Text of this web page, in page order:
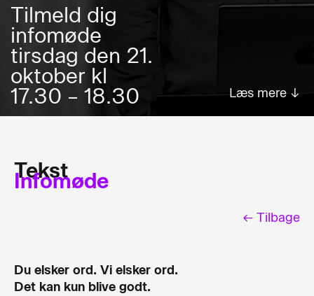
Tilmeld dig
infomøde
tirsdag den 21.
oktober kl
17.30 – 18.30 Læs mere ↓
Tekst
Infomøde
← Tilbage
Du elsker ord. Vi elsker ord.
Det kan kun blive godt.